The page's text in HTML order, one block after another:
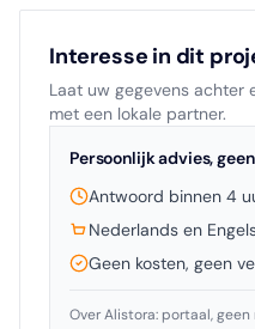
Interesse in dit
Laat uw gegevens achter
met een lokale partner.
Persoonlijk advies,
Antwoord binnen 4
Nederlands en
Geen kosten, geen
Over Alistora: portaal,